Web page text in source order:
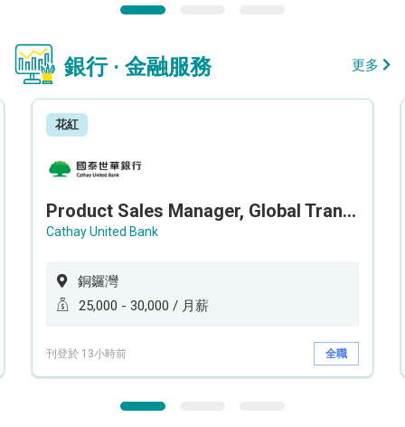
銀行 · 金融服務 更多
花紅
Product Sales Manager, Global Transaction Service (GTS)
Cathay United Bank
銅鑼灣
25,000 - 30,000 / 月薪
刊登於 13小時前 全職